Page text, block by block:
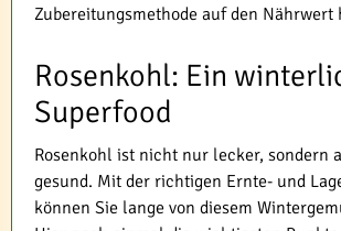
Zubereitungsmethode auf den Nährwert
Rosenkohl: Ein
Superfood
Rosenkohl ist nicht nur lecker, sondern
gesund. Mit der richtigen Ernte- und
können Sie lange von diesem